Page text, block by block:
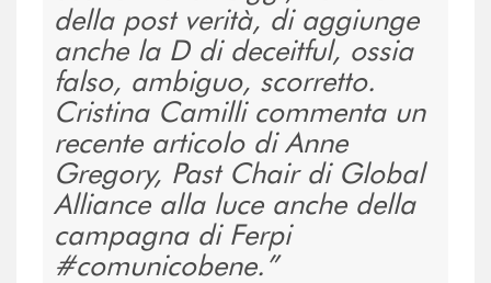
della post verità, di aggiunge
anche la D di deceitful, ossia
falso, ambiguo, scorretto.
Cristina Camilli commenta un
recente articolo di Anne
Gregory, Past Chair di Global
Alliance alla luce anche della
campagna di Ferpi
#comunicobene.